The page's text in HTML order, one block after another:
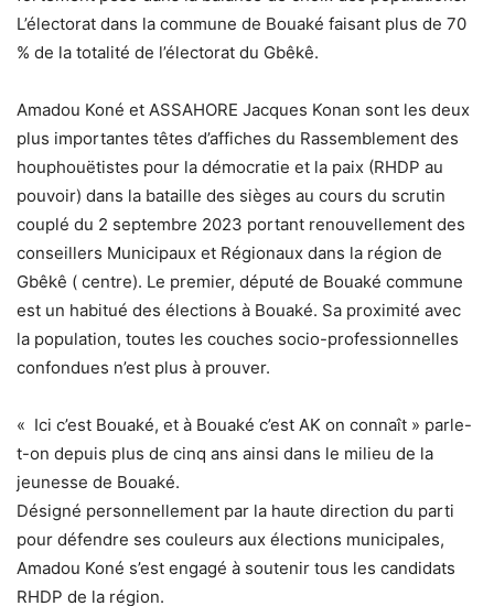
L’électorat dans la commune de Bouaké faisant plus de 70
% de la totalité de l’électorat du Gbêkê.
Amadou Koné et ASSAHORE Jacques Konan sont les deux
plus importantes têtes d’affiches du Rassemblement des
houphouëtistes pour la démocratie et la paix (RHDP au
pouvoir) dans la bataille des sièges au cours du scrutin
couplé du 2 septembre 2023 portant renouvellement des
conseillers Municipaux et Régionaux dans la région de
Gbêkê ( centre). Le premier, député de Bouaké commune
est un habitué des élections à Bouaké. Sa proximité avec
la population, toutes les couches socio-professionnelles
confondues n’est plus à prouver.
« Ici c’est Bouaké, et à Bouaké c’est AK on connaît » parle-
t-on depuis plus de cinq ans ainsi dans le milieu de la
jeunesse de Bouaké.
Désigné personnellement par la haute direction du parti
pour défendre ses couleurs aux élections municipales,
Amadou Koné s’est engagé à soutenir tous les candidats
RHDP de la région.